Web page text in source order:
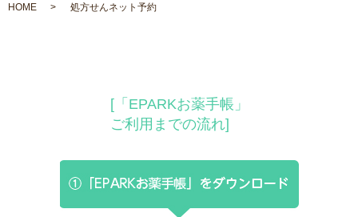
HOME 処方せんネット予約
[「EPARKお薬手帳」
ご利用までの流れ]